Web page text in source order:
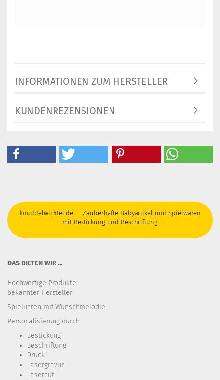
INFORMATIONEN ZUM HERSTELLER
KUNDENREZENSIONEN
knuddelwichtel.de Zauberhafte Babyartikel und Spielwaren
mit Bestickung und Beschriftung
DAS BIETEN WIR ...
Hochwertige Produkte
bekannter Hersteller
Spieluhren mit Wunschmelodie
Personalisierung durch
Bestickung​
Beschriftung
Druck
Lasergravur
Lasercut